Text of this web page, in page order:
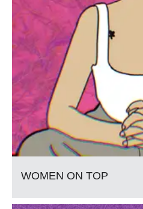
WOMEN ON TOP